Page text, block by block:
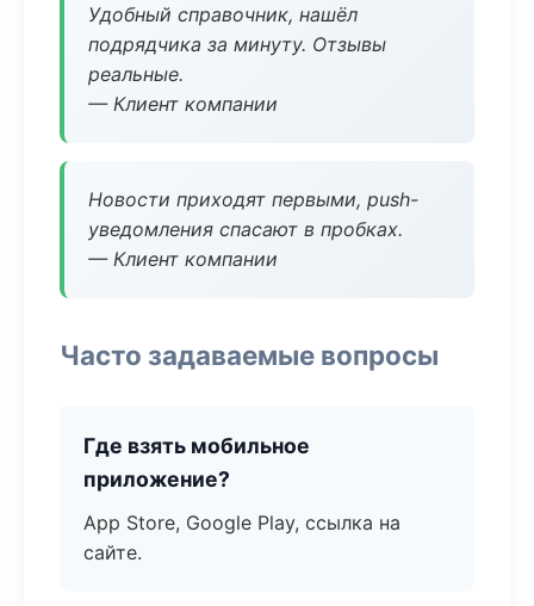
Удобный справочник, нашёл
подрядчика за минуту. Отзывы
реальные.
— Клиент компании
Новости приходят первыми, push-
уведомления спасают в пробках.
— Клиент компании
Часто задаваемые вопросы
Где взять мобильное
приложение?
App Store, Google Play, ссылка на
сайте.